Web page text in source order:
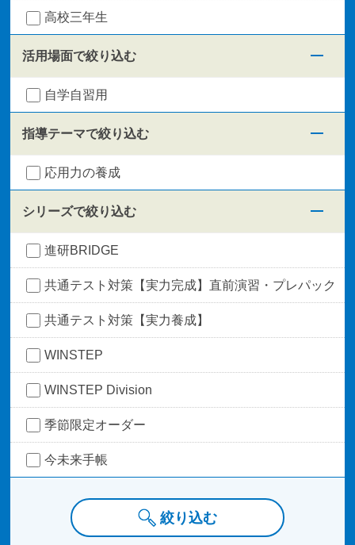
高校三年生
活用場面で絞り込む
自学自習用
指導テーマで絞り込む
応用力の養成
シリーズで絞り込む
進研BRIDGE
共通テスト対策【実力完成】直前演習・プレパック
共通テスト対策【実力養成】
WINSTEP
WINSTEP Division
季節限定オーダー
今未来手帳
絞り込む